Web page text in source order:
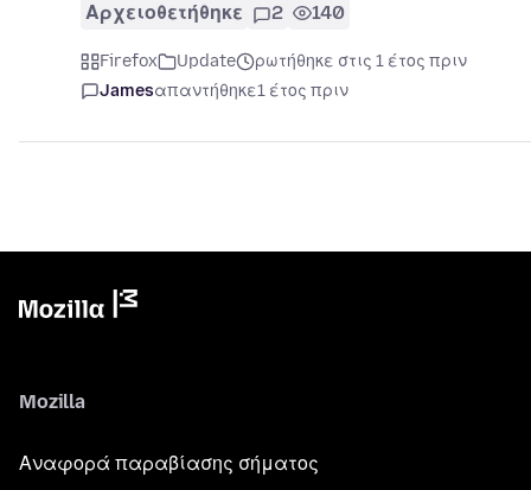
Αρχειοθετήθηκε 2 140
Firefox Update
ρωτήθηκε στις 1 έτος πριν
Jamesαπαντήθηκε1 έτος πριν
Mozilla
Αναφορά παραβίασης σήματος